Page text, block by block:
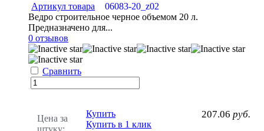
Артикул товара
06083-20_z02
Ведро строительное черное объемом 20 л.
Предназначено для...
0 отзывов
Сравнить
Цена за
штуку:
207.06 руб.
Купить
Купить в 1 клик